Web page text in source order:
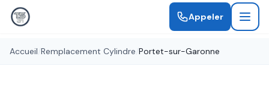
Appeler
Accueil Remplacement Cylindre Portet-sur-Garonne